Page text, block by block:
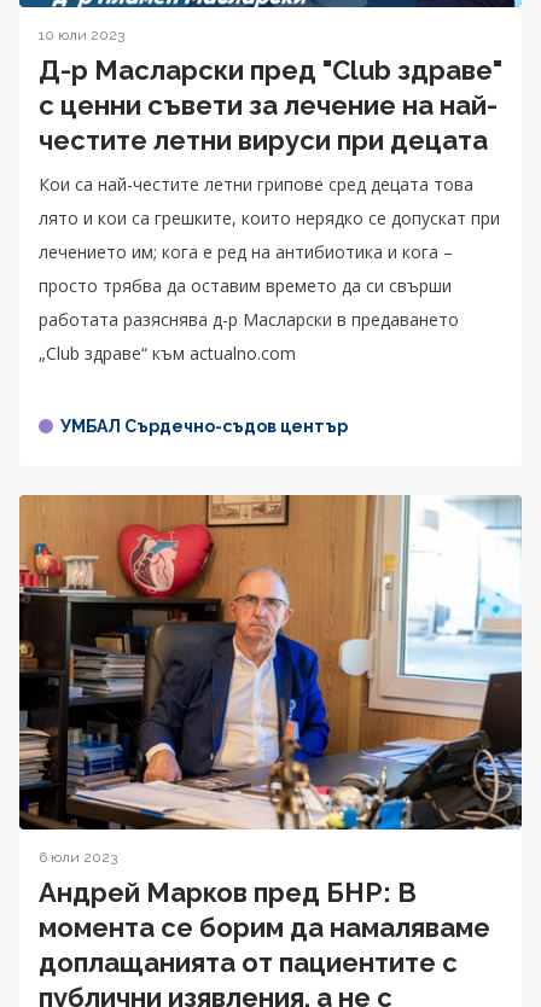
10 юли 2023
Д-р Масларски пред "Club здраве"
с ценни съвети за лечение на най-
честите летни вируси при децата
Кои са най-честите летни грипове сред децата това
лято и кои са грешките, които нерядко се допускат при
лечението им; кога е ред на антибиотика и кога –
просто трябва да оставим времето да си свърши
работата разяснява д-р Масларски в предаването
„Club здраве“ към actualno.com
УМБАЛ Сърдечно-съдов център
6 юли 2023
Андрей Марков пред БНР: В
момента се борим да намаляваме
доплащанията от пациентите с
публични изявления, а не с